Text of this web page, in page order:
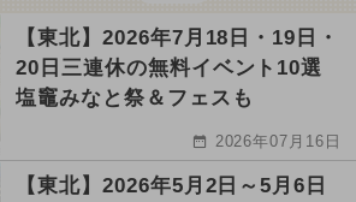
【東北】2026年7月18日・19日・
20日三連休の無料イベント10選
塩竈みなと祭＆フェスも
2026年07月16日
【東北】2026年5月2日～5月6日